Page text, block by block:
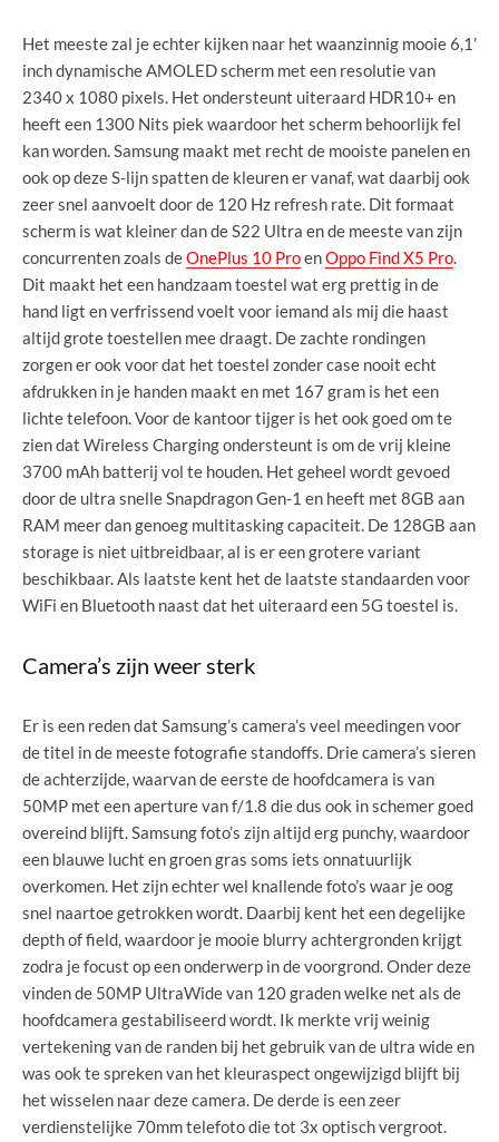
Het meeste zal je echter kijken naar het waanzinnig mooie 6,1’
inch dynamische AMOLED scherm met een resolutie van
2340 x 1080 pixels. Het ondersteunt uiteraard HDR10+ en
heeft een 1300 Nits piek waardoor het scherm behoorlijk fel
kan worden. Samsung maakt met recht de mooiste panelen en
ook op deze S-lijn spatten de kleuren er vanaf, wat daarbij ook
zeer snel aanvoelt door de 120 Hz refresh rate. Dit formaat
scherm is wat kleiner dan de S22 Ultra en de meeste van zijn
concurrenten zoals deOnePlus 10 ProenOppo Find X5 Pro.
Dit maakt het een handzaam toestel wat erg prettig in de
hand ligt en verfrissend voelt voor iemand als mij die haast
altijd grote toestellen mee draagt. De zachte rondingen
zorgen er ook voor dat het toestel zonder case nooit echt
afdrukken in je handen maakt en met 167 gram is het een
lichte telefoon. Voor de kantoor tijger is het ook goed om te
zien dat Wireless Charging ondersteunt is om de vrij kleine
3700 mAh batterij vol te houden. Het geheel wordt gevoed
door de ultra snelle Snapdragon Gen-1 en heeft met 8GB aan
RAM meer dan genoeg multitasking capaciteit. De 128GB aan
storage is niet uitbreidbaar, al is er een grotere variant
beschikbaar. Als laatste kent het de laatste standaarden voor
WiFi en Bluetooth naast dat het uiteraard een 5G toestel is.
Camera’s zijn weer sterk
Er is een reden dat Samsung’s camera’s veel meedingen voor
de titel in de meeste fotografie standoffs. Drie camera’s sieren
de achterzijde, waarvan de eerste de hoofdcamera is van
50MP met een aperture van f/1.8 die dus ook in schemer goed
overeind blijft. Samsung foto’s zijn altijd erg punchy, waardoor
een blauwe lucht en groen gras soms iets onnatuurlijk
overkomen. Het zijn echter wel knallende foto’s waar je oog
snel naartoe getrokken wordt. Daarbij kent het een degelijke
depth of field, waardoor je mooie blurry achtergronden krijgt
zodra je focust op een onderwerp in de voorgrond. Onder deze
vinden de 50MP UltraWide van 120 graden welke net als de
hoofdcamera gestabiliseerd wordt. Ik merkte vrij weinig
vertekening van de randen bij het gebruik van de ultra wide en
was ook te spreken van het kleuraspect ongewijzigd blijft bij
het wisselen naar deze camera. De derde is een zeer
verdienstelijke 70mm telefoto die tot 3x optisch vergroot.